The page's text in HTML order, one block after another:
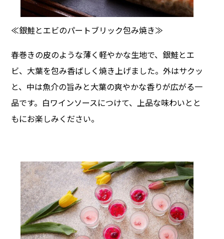
≪銀鮭とエビのパートブリック包み焼き≫
春巻きの皮のような薄く軽やかな生地で、銀鮭とエ
ビ、大葉を包み香ばしく焼き上げました。外はサクッ
と、中は魚介の旨みと大葉の爽やかな香りが広がる一
品です。白ワインソースにつけて、上品な味わいとと
もにお楽しみください。